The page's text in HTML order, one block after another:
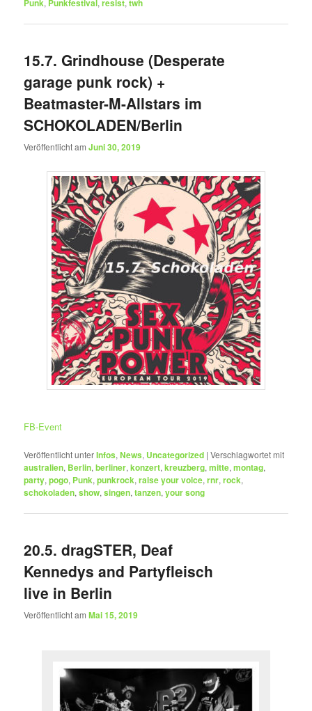
Punk, Punkfestival,resist,twh
15.7. Grindhouse (Desperate
garage punk rock) +
Beatmaster-M-Allstars im
SCHOKOLADEN/Berlin
Veröffentlicht amJuni 30, 2019
FB-Event
Veröffentlicht unterInfos,News, Uncategorized |Verschlagwortet mit
australien, Berlin,berliner,konzert,kreuzberg,mitte,montag,
party,pogo, Punk,punkrock,raise your voice,rnr,rock,
schokoladen,show,singen,tanzen,your song
20.5. dragSTER, Deaf
Kennedys and Partyfleisch
live in Berlin
Veröffentlicht amMai 15, 2019